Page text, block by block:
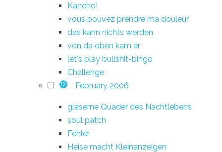
Kancho!
vous pouvez prendre ma douleur
das kann nichts werden
von da oben kam er
let's play bullshit-bingo
Challenge
12 February 2006
gläserne Quader des Nachtlebens
soul patch
Fehler
Heise macht Kleinanzeigen